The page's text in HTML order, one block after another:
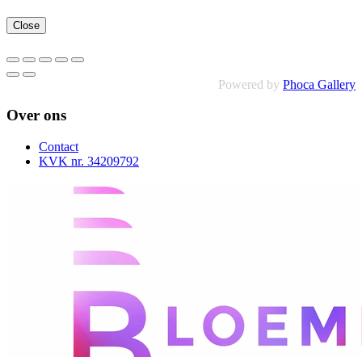
Close
Powered by Phoca Gallery
Over ons
Contact
KVK nr. 34209792